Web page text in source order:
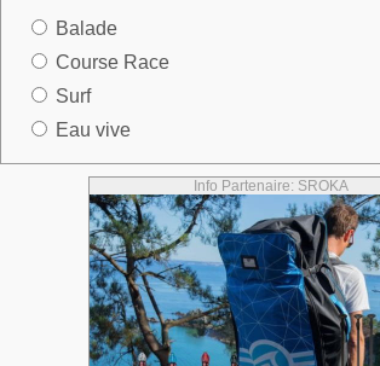
Balade
Course Race
Surf
Eau vive
Info Partenaire: SROKA